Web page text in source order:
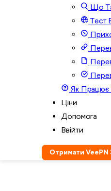
Що
Тест
Як Працює
Ціни
Допомога
Ввійти
Отримати VeePN